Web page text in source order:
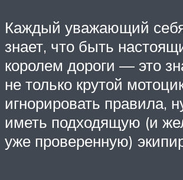
Каждый уважающий
знает, что быть
королем дороги — это
не только крутой
игнорировать правила,
иметь подходящую (и
уже проверенную)